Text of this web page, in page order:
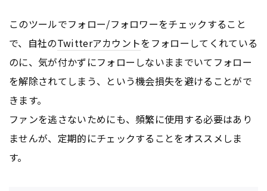
このツールでフォロー/フォロワーをチェックすること
で、自社のTwitterアカウントをフォローしてくれている
のに、気が付かずにフォローしないままでいてフォロー
を解除されてしまう、という機会損失を避けることがで
きます。
ファンを逃さないためにも、頻繁に使用する必要はあり
ませんが、定期的にチェックすることをオススメしま
す。